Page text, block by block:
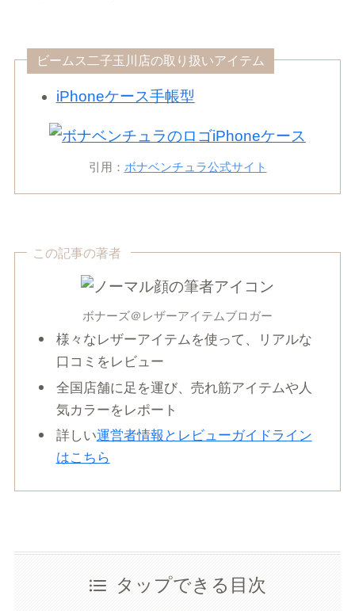
ビームス二子玉川店の取り扱いアイテム
iPhoneケース手帳型
引用： ボナベンチュラ公式サイト
この記事の著者
ボナーズ＠レザーアイテムブロガー
様々なレザーアイテムを使って、リアルな
口コミをレビュー
全国店舗に足を運び、売れ筋アイテムや人
気カラーをレポート
詳しい運営者情報とレビューガイドライン
はこちら
タップできる目次